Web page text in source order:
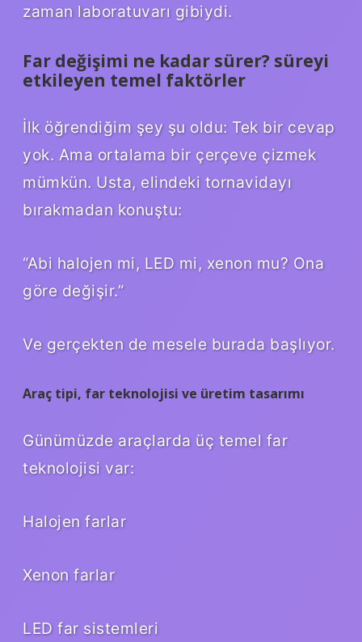
zaman laboratuvarı gibiydi.
Far değişimi ne kadar sürer? süreyi
etkileyen temel faktörler
İlk öğrendiğim şey şu oldu: Tek bir cevap
yok. Ama ortalama bir çerçeve çizmek
mümkün. Usta, elindeki tornavidayı
bırakmadan konuştu:
“Abi halojen mi, LED mi, xenon mu? Ona
göre değişir.”
Ve gerçekten de mesele burada başlıyor.
Araç tipi, far teknolojisi ve üretim tasarımı
Günümüzde araçlarda üç temel far
teknolojisi var:
Halojen farlar
Xenon farlar
LED far sistemleri